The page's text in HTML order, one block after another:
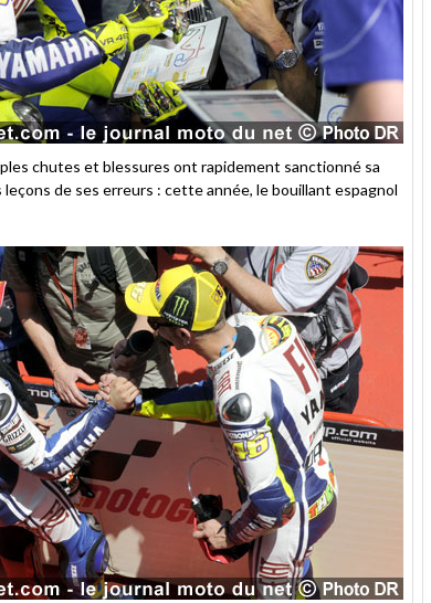
chutes et blessures ont rapidement sanctionné sa
de ses erreurs : cette année, le bouillant espagnol